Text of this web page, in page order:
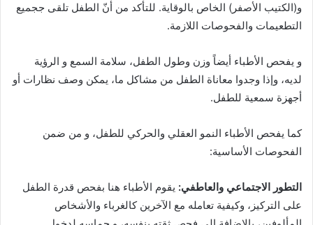
و(الكتيب الأصفر) الخاص بالوقاية. للتأكد من أنّ الطفل تلقى ججميع
التطعيمات والفحوصات اللازمة.
و يفحص الأطباء أيضاً وزن وطول الطفل، سلامة السمع و الرؤية
لديه، وإذا وجدوا معاناة الطفل من مشاكل ما، يمكن وصف نظارات أو
أجهزة سمعية للطفل.
كما يفحص الأطباء النمو العقلي والحركي للطفل، و من ضمن
الفحوصات الأساسية:
التطور الاجتماعي والعاطفي: يقوم الأطباء هنا بفحص قدرة الطفل
على التركيز، وكيفية تعامله مع الآخرين كالغرباء والأشخاص